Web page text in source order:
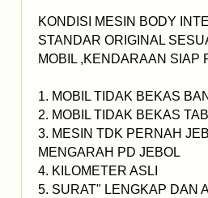
KONDISI MESIN BODY
STANDAR ORIGINAL
MOBIL ,KENDARAAN SIAP
1. MOBIL TIDAK BEKAS
2. MOBIL TIDAK BEKAS
3. MESIN TDK PERNAH
MENGARAH PD JEBOL
4. KILOMETER ASLI
5. SURAT" LENGKAP DAN